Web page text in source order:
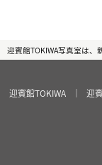
迎賓館TOKIWA写真室は、
迎賓館TOKIWA ｜ 迎